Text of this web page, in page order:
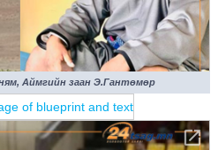
Аймгийн заан Э.Гантөмөр